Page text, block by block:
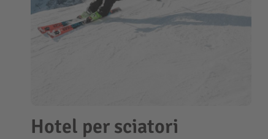
Hotel per sciatori